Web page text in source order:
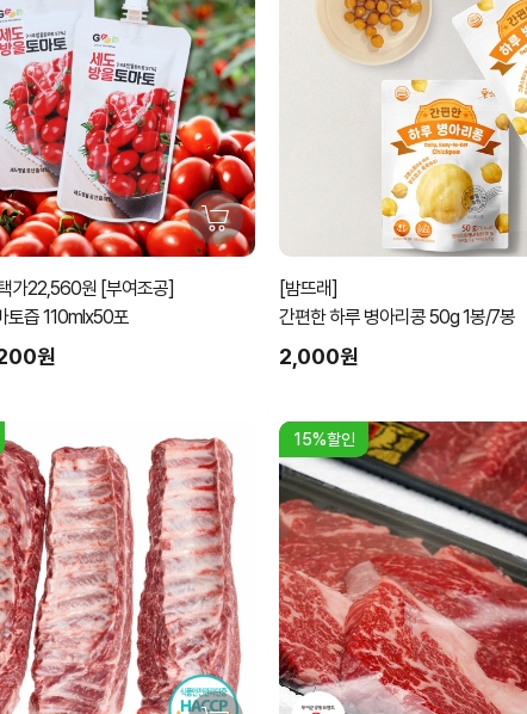
가22,560원 [부여조공]
토즙 110mlx50포
원
[밤뜨래]
간편한 하루 병아리콩 50g 1봉/7봉
2,000원
15%할인